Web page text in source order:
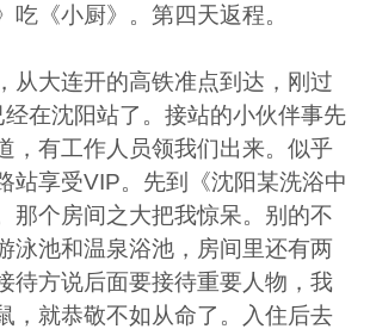
吃《小厨》。第四天返程。
从大连开的高铁准点到达，刚过
经在沈阳站了。接站的小伙伴事先
，有工作人员领我们出来。似乎
站享受VIP。先到《沈阳某洗浴中
那个房间之大把我惊呆。别的不
泳池和温泉浴池，房间里还有两
待方说后面要接待重要人物，我
，就恭敬不如从命了。入住后去